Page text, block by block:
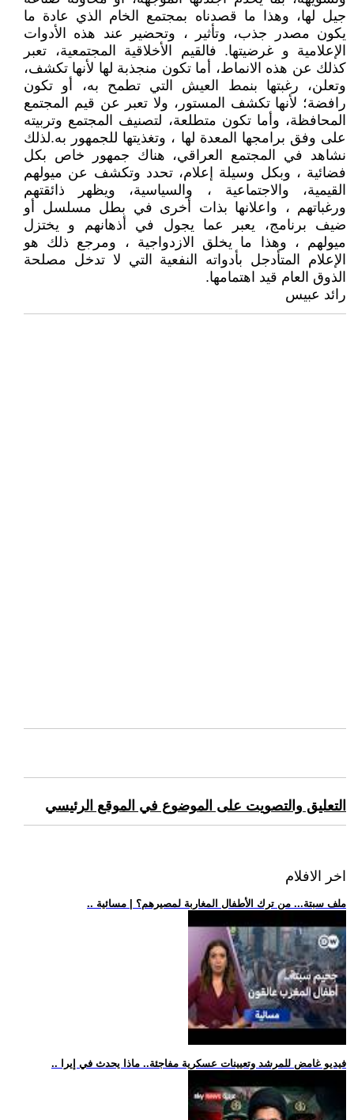
جيل لها، وهذا ما قصدناه بمجتمع الخام الذي عادة ما
يكون مصدر جذب، وتأثير ، وتحضير عند هذه الأدوات
الإعلامية و غرضيتها. فالقيم الأخلاقية المجتمعية، تعبر
كذلك عن هذه الانماط، أما تكون منجذبة لها لأنها تكشف،
وتعلن، رغبتها بنمط العيش التي تطمح به، أو تكون
رافضة؛ لأنها تكشف المستور، ولا تعبر عن قيم المجتمع
المحافظة، وأما تكون متطلعة، لتصنيف المجتمع وتربيته
على وفق برامجها المعدة لها ، وتغذيتها للجمهور به.لذلك
نشاهد في المجتمع العراقي، هناك جمهور خاص بكل
فضائية ، وبكل وسيلة إعلام، تحدد وتكشف عن ميولهم
القيمية، والاجتماعية ، والسياسية، ويظهر ذائقتهم
ورغباتهم ، واعلانها بذات أخرى في بطل مسلسل أو
ضيف برنامج، يعبر عما يجول في أذهانهم و يختزل
ميولهم ، وهذا ما يخلق الازدواجية ، ومرجع ذلك هو
الإعلام المتأدجل بأدواته النفعية التي لا تدخل مصلحة
الذوق العام قيد اهتمامها.
رائد عبيس
التعليق والتصويت على الموضوع في الموقع الرئيسي
اخر الافلام
.. ملف سبتة... من ترك الأطفال المغاربة لمصيرهم؟ | مسائية
.. فيديو غامض للمرشد وتعيينات عسكرية مفاجئة.. ماذا يحدث في إيرا